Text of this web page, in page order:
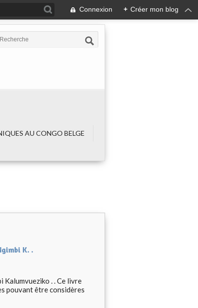
Connexion + Créer mon blog
AU CONGO BELGE
K. .
Kalumvueziko . . Ce livre
pouvant être considères